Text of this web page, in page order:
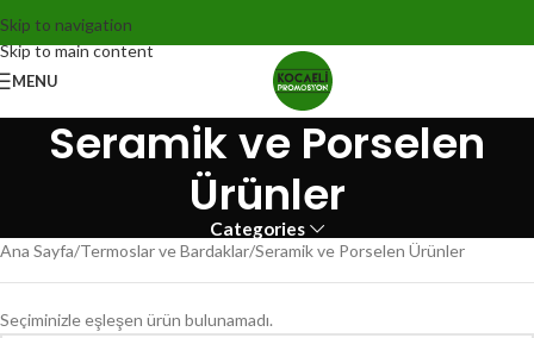
Skip to navigation
Skip to main content
MENU
Seramik ve Porselen
Ürünler
Categories
Ana Sayfa Termoslar ve Bardaklar Seramik ve Porselen Ürünler
Seçiminizle eşleşen ürün bulunamadı.